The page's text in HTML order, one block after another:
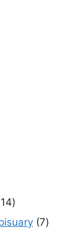
1414
produktów
77